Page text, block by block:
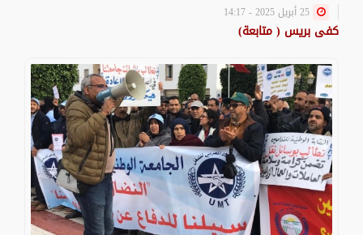
كفى بريس ( متابعة)